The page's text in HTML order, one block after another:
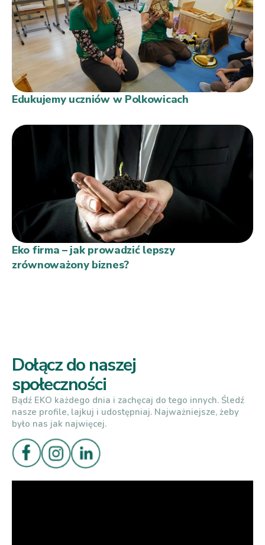
Edukujemy uczniów w Polkowicach
Eko firma – jak prowadzić lepszy
zrównoważony biznes?
Dołącz do naszej
społeczności
Bądź EKO każdego dnia i zachęcaj do tego innych. Śledź
nasze profile, lajkuj i udostępniaj. Najważniejsze, żeby
było nas jak najwięcej.